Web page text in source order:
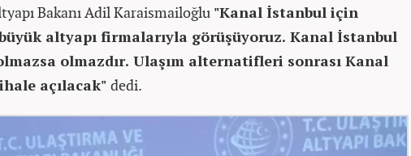
Bakanı Adil Karaismailoğlu "Kanal İstanbul için
altyapı firmalarıyla görüşüyoruz. Kanal İstanbul
olmazdır. Ulaşım alternatifleri sonrası Kanal
açılacak" dedi.